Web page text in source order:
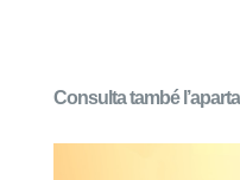
Consulta també